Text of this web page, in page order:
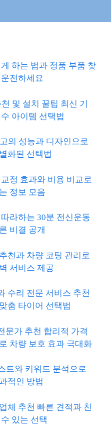
하는 법과 정품 부품 찾
전하세요
및 설치 꿀팁 최신 기
아이템 선택법
의 성능과 디자인으로
화된 선택법
정 효과와 비용 비교로
정보 모음
라하는 30분 전신운동
비결 공개
천과 차량 코팅 관리로
서비스 제공
수리 전문 서비스 추천
춤 타이어 선택법
문가 추천 합리적 가격
차량 보호 효과 극대화
트와 키워드 분석으로
적인 방법
체 추천 빠른 견적과 친
있는 선택